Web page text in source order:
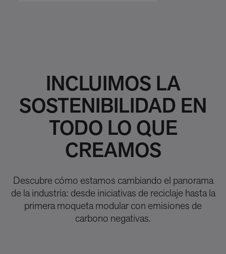
INCLUIMOS LA
SOSTENIBILIDAD EN
TODO LO QUE
CREAMOS
Descubre cómo estamos cambiando el panorama
de la industria: desde iniciativas de reciclaje hasta la
primera moqueta modular con emisiones de
carbono negativas.